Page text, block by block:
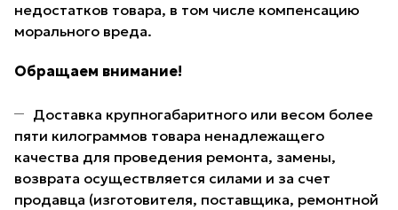
недостатков товара, в том числе компенсацию
морального вреда.
Обращаем внимание!
Доставка крупногабаритного или весом более
пяти килограммов товара ненадлежащего
качества для проведения ремонта, замены,
возврата осуществляется силами и за счет
продавца (изготовителя, поставщика, ремонтной